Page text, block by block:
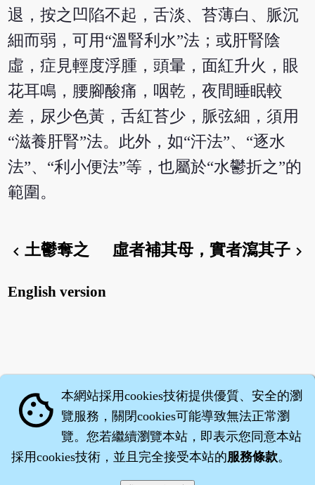
退，按之凹陷不起，舌淡、苔薄白、脈沉
細而弱，可用“溫腎利水”法；或肝腎陰
虛，症見輕度浮腫，頭暈，面紅升火，眼
花耳鳴，腰腳酸痛，咽乾，夜間睡眠較
差，尿少色黃，舌紅苔少，脈弦細，須用
“滋養肝腎”法。此外，如“汗法”、“逐水
法”、“利小便法”等，也屬於“水鬱折之”的
範圍。
chevron_left土鬱奪之 虛者補其母，實者瀉其子chevron_right
English version
cookie 本網站採用cookies技術提供優質、安全的瀏
覽服務，關閉cookies可能導致無法正常瀏
覽。您若繼續瀏覽本站，即表示您同意本站
採用cookies技術，並且完全接受本站的服務條款。